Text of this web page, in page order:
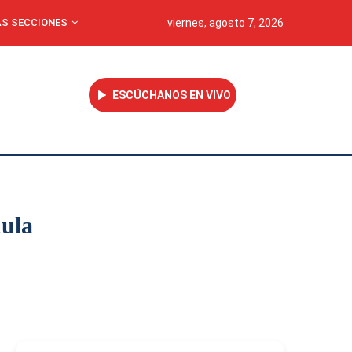
SECCIONES viernes, agosto 7, 2026
ESCÚCHANOS EN VIVO